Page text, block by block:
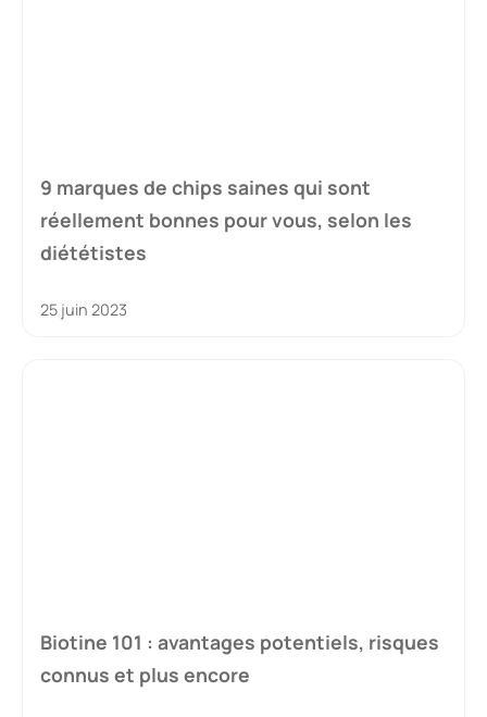
9 marques de chips saines qui sont
réellement bonnes pour vous, selon les
diététistes
25 juin 2023
Biotine 101 : avantages potentiels, risques
connus et plus encore